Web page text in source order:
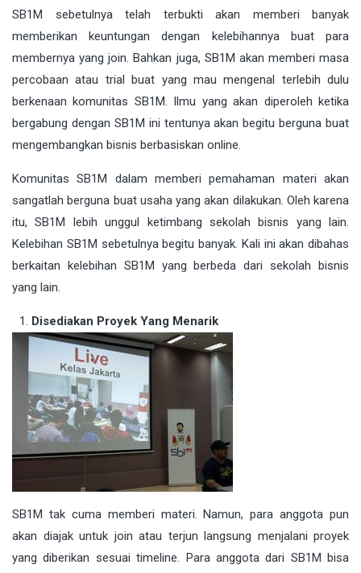
SB1M sebetulnya telah terbukti akan memberi banyak
memberikan keuntungan dengan kelebihannya buat para
membernya yang join. Bahkan juga, SB1M akan memberi masa
percobaan atau trial buat yang mau mengenal terlebih dulu
berkenaan komunitas SB1M. Ilmu yang akan diperoleh ketika
bergabung dengan SB1M ini tentunya akan begitu berguna buat
mengembangkan bisnis berbasiskan online.
Komunitas SB1M dalam memberi pemahaman materi akan
sangatlah berguna buat usaha yang akan dilakukan. Oleh karena
itu, SB1M lebih unggul ketimbang sekolah bisnis yang lain.
Kelebihan SB1M sebetulnya begitu banyak. Kali ini akan dibahas
berkaitan kelebihan SB1M yang berbeda dari sekolah bisnis
yang lain.
Disediakan Proyek Yang Menarik
SB1M tak cuma memberi materi. Namun, para anggota pun
akan diajak untuk join atau terjun langsung menjalani proyek
yang diberikan sesuai timeline. Para anggota dari SB1M bisa